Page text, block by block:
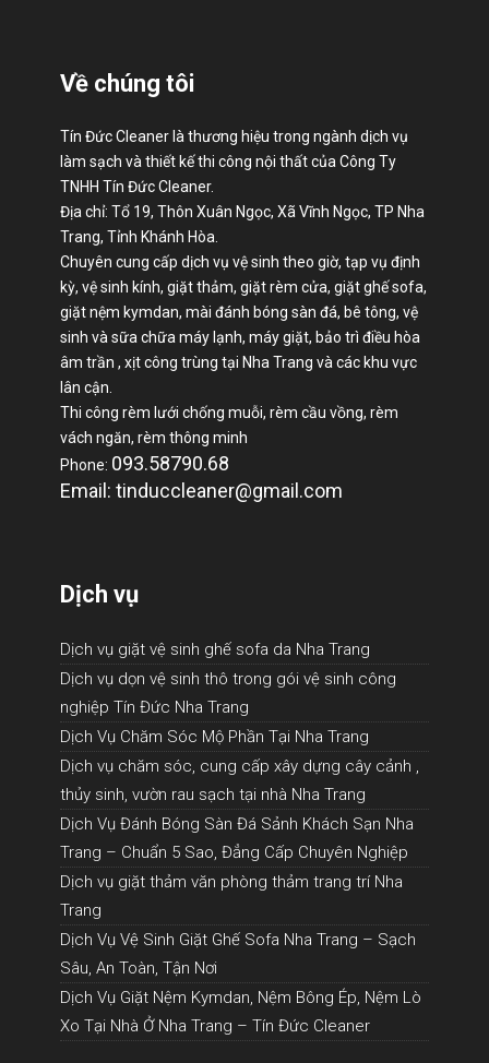
Về chúng tôi
Tín Đức Cleaner là thương hiệu trong ngành dịch vụ
làm sạch và thiết kế thi công nội thất của Công Ty
TNHH Tín Đức Cleaner.
Địa chỉ: Tổ 19, Thôn Xuân Ngọc, Xã Vĩnh Ngọc, TP Nha
Trang, Tỉnh Khánh Hòa.
Chuyên cung cấp dịch vụ vệ sinh theo giờ, tạp vụ định
kỳ, vệ sinh kính, giặt thảm, giặt rèm cửa, giặt ghế sofa,
giặt nệm kymdan, mài đánh bóng sàn đá, bê tông, vệ
sinh và sữa chữa máy lạnh, máy giặt, bảo trì điều hòa
âm trần , xịt công trùng tại Nha Trang và các khu vực
lân cận.
Thi công rèm lưới chống muỗi, rèm cầu vồng, rèm
vách ngăn, rèm thông minh
Phone: 093.58790.68
Email: tinduccleaner@gmail.com
Dịch vụ
Dịch vụ giặt vệ sinh ghế sofa da Nha Trang
Dịch vụ dọn vệ sinh thô trong gói vệ sinh công
nghiệp Tín Đức Nha Trang
Dịch Vụ Chăm Sóc Mộ Phần Tại Nha Trang
Dịch vụ chăm sóc, cung cấp xây dựng cây cảnh ,
thủy sinh, vườn rau sạch tại nhà Nha Trang
Dịch Vụ Đánh Bóng Sàn Đá Sảnh Khách Sạn Nha
Trang – Chuẩn 5 Sao, Đẳng Cấp Chuyên Nghiệp
Dịch vụ giặt thảm văn phòng thảm trang trí Nha
Trang
Dịch Vụ Vệ Sinh Giặt Ghế Sofa Nha Trang – Sạch
Sâu, An Toàn, Tận Nơi
Dịch Vụ Giặt Nệm Kymdan, Nệm Bông Ép, Nệm Lò
Xo Tại Nhà Ở Nha Trang – Tín Đức Cleaner